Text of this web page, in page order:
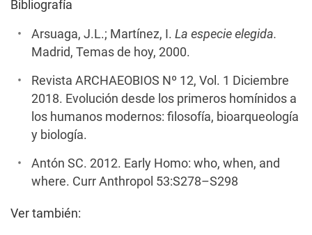
Bibliografía
Arsuaga, J.L.; Martínez, I. La especie elegida.
Madrid, Temas de hoy, 2000.
Revista ARCHAEOBIOS Nº 12, Vol. 1 Diciembre
2018. Evolución desde los primeros homínidos a
los humanos modernos: filosofía, bioarqueología
y biología.
Antón SC. 2012. Early Homo: who, when, and
where. Curr Anthropol 53:S278–S298
Ver también: